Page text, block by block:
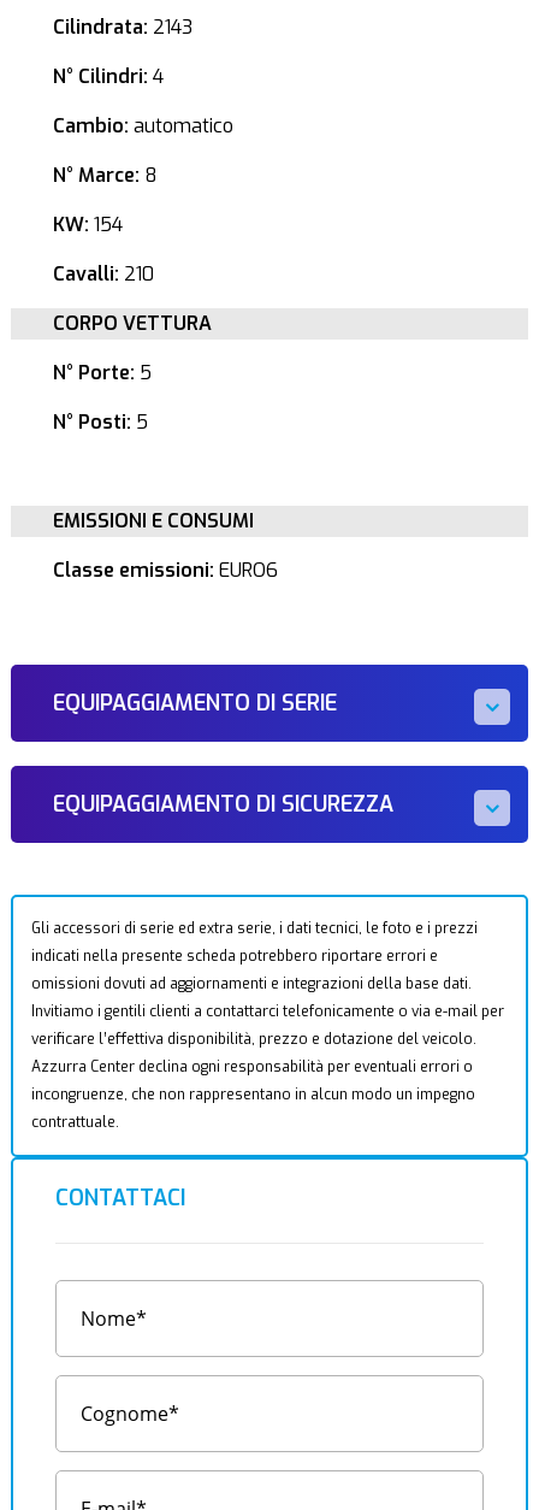
Cilindrata: 2143
N° Cilindri: 4
Cambio: automatico
N° Marce: 8
KW: 154
Cavalli: 210
CORPO VETTURA
N° Porte: 5
N° Posti: 5
EMISSIONI E CONSUMI
Classe emissioni: EURO6
EQUIPAGGIAMENTO DI SERIE
EQUIPAGGIAMENTO DI SICUREZZA
Gli accessori di serie ed extra serie, i dati tecnici, le foto e i prezzi
indicati nella presente scheda potrebbero riportare errori e
omissioni dovuti ad aggiornamenti e integrazioni della base dati.
Invitiamo i gentili clienti a contattarci telefonicamente o via e-mail per
verificare l’effettiva disponibilità, prezzo e dotazione del veicolo.
Azzurra Center declina ogni responsabilità per eventuali errori o
incongruenze, che non rappresentano in alcun modo un impegno
contrattuale.
CONTATTACI